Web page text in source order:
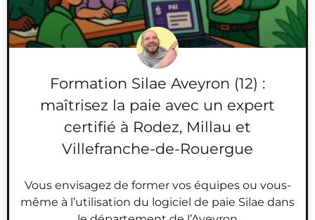
Formation Silae Aveyron (12) :
maîtrisez la paie avec un expert
certifié à Rodez, Millau et
Villefranche-de-Rouergue
Vous envisagez de former vos équipes ou vous-
même à l’utilisation du logiciel de paie Silae dans